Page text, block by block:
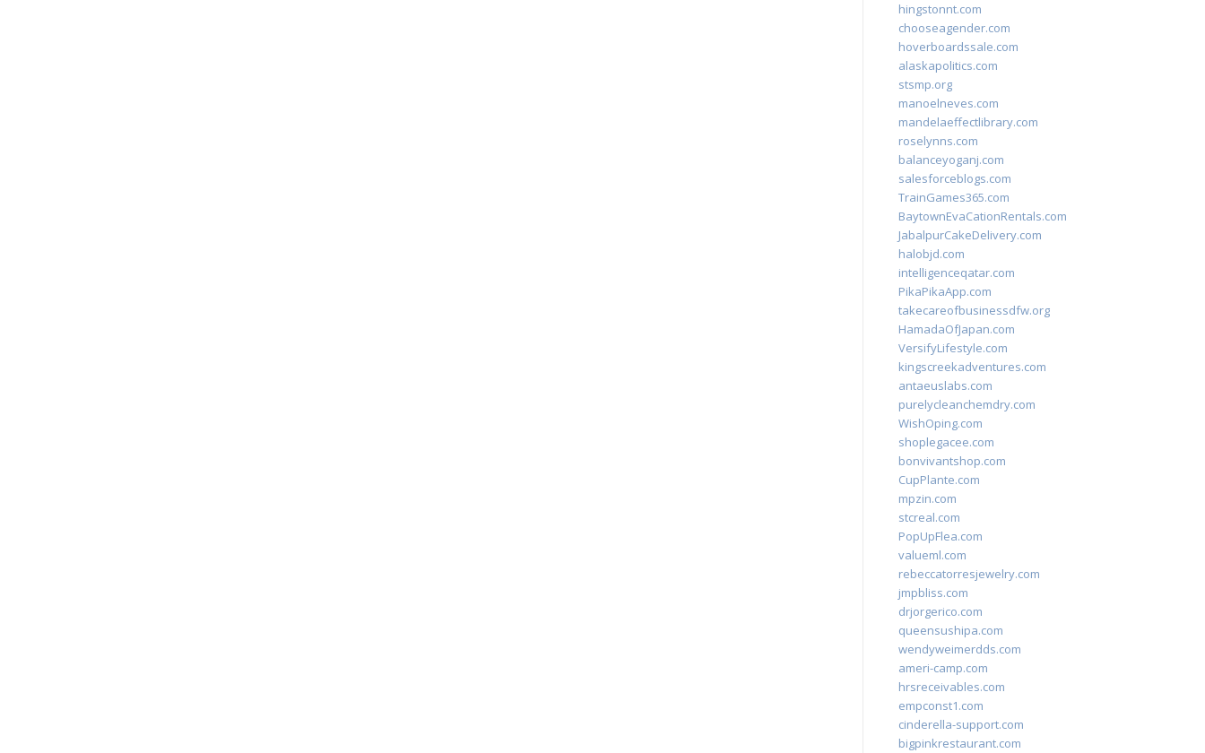
hingstonnt.com
chooseagender.com
hoverboardssale.com
alaskapolitics.com
stsmp.org
manoelneves.com
mandelaeffectlibrary.com
roselynns.com
balanceyoganj.com
salesforceblogs.com
TrainGames365.com
BaytownEvaCationRentals.com
JabalpurCakeDelivery.com
halobjd.com
intelligenceqatar.com
PikaPikaApp.com
takecareofbusinessdfw.org
HamadaOfJapan.com
VersifyLifestyle.com
kingscreekadventures.com
antaeuslabs.com
purelycleanchemdry.com
WishOping.com
shoplegacee.com
bonvivantshop.com
CupPlante.com
mpzin.com
stcreal.com
PopUpFlea.com
valueml.com
rebeccatorresjewelry.com
jmpbliss.com
drjorgerico.com
queensushipa.com
wendyweimerdds.com
ameri-camp.com
hrsreceivables.com
empconst1.com
cinderella-support.com
bigpinkrestaurant.com